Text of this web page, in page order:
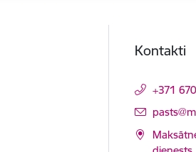
Kontakti
+371
E-pasts: